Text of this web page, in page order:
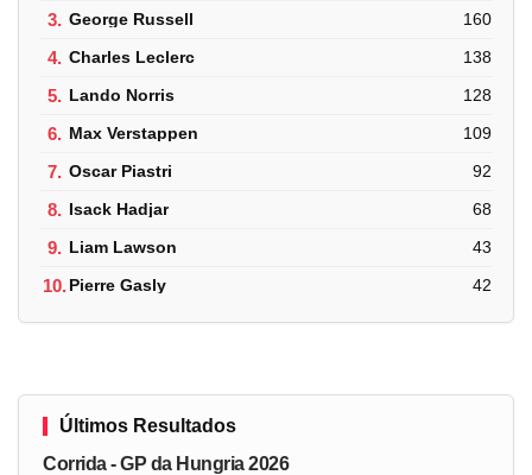
3. George Russell 160
4. Charles Leclerc 138
5. Lando Norris 128
6. Max Verstappen 109
7. Oscar Piastri 92
8. Isack Hadjar 68
9. Liam Lawson 43
10.Pierre Gasly 42
Últimos Resultados
Corrida - GP da Hungria 2026